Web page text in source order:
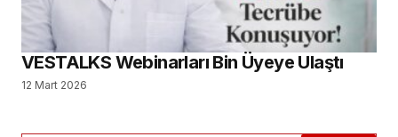
VESTALKS Webinarları Bin Üyeye Ulaştı
12 Mart 2026